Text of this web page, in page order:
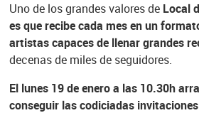
Uno de los grandes valores de Local
es que recibe cada mes en un
artistas capaces de llenar grandes
decenas de miles de seguidores.
El lunes 19 de enero a las 10.30h
conseguir las codiciadas